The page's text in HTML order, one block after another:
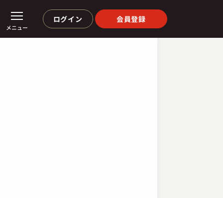
メニュー
ログイン 会員登録